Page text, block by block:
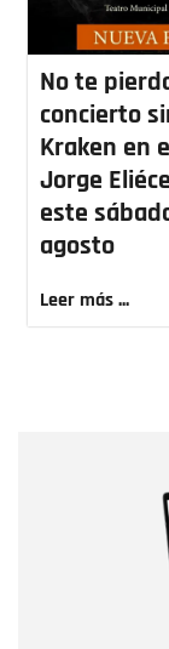
No te
concierto
Kraken en
Jorge
este
agosto
Leer más ...
Correo
Tipo de